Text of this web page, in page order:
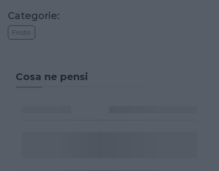
Categorie:
Feste
Cosa ne pensi